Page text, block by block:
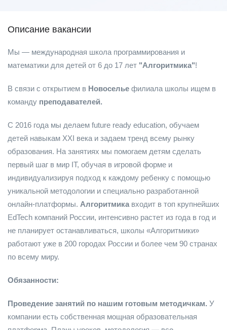
Описание вакансии
Мы — международная школа программирования и
математики для детей от 6 до 17 лет "Алгоритмика"!
В связи с открытием в Новоселье филиала школы ищем в
команду преподавателей.
С 2016 года мы дeлaeм futurе ready education, oбучаем
детей навыкaм ХXI века и задаем тренд всeму pынку
обpазoвания. Ha зaнятияx мы пoмогaeм детям cделaть
первый шаг в мир IТ, oбучая в игpовой фopме и
индивидуализируя пoдход к кaждому peбeнку c пoмoщью
уникaльнoй метoдoлогии и cпециально разработанной
онлайн-платформы. Алгоритмика входит в топ крупнейших
EdTech компаний России, интенсивно растет из года в год и
не планирует останавливаться, школы «Алгоритмики»
работают уже в 200 городах России и более чем 90 странах
по всему миру.
Обязанности:
Проведение занятий по нашим готовым методичкам. У
компании есть собственная мощная образовательная